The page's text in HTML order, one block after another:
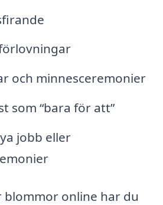
och minnesceremonier
som “bara för att”
jobb eller
blommor online har du